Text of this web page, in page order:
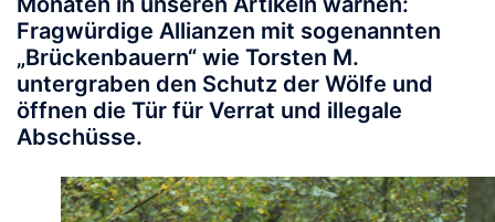
Fragwürdige Allianzen mit sogenannten
„Brückenbauern“ wie Torsten M.
untergraben den Schutz der Wölfe und
öffnen die Tür für Verrat und illegale
Abschüsse.